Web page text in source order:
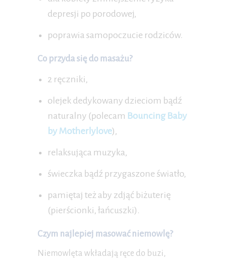
depresji po porodowej,
poprawia samopoczucie rodziców.
Co przyda się do masażu?
2 ręczniki,
olejek dedykowany dzieciom bądź
naturalny (polecam Bouncing Baby
by Motherlylove),
relaksująca muzyka,
świeczka bądź przygaszone światło,
pamiętaj też aby zdjąć biżuterię
(pierścionki, łańcuszki).
Czym najlepiej masować niemowlę?
Niemowlęta wkładają ręce do buzi,